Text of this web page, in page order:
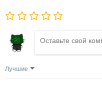
Лучшие